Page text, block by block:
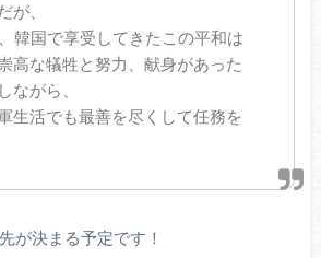
が、
韓国で享受してきたこの平和は
高な犠牲と努力、献身があった
ながら、
生活でも最善を尽くして任務を
が決まる予定です！